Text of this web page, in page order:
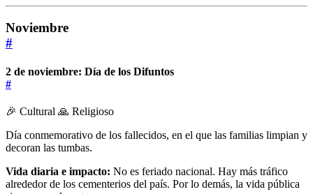
Noviembre
#
2 de noviembre: Día de los Difuntos
#
🎉 Cultural 🙏 Religioso
Día conmemorativo de los fallecidos, en el que las familias limpian y
decoran las tumbas.
Vida diaria e impacto: No es feriado nacional. Hay más tráfico
alrededor de los cementerios del país. Por lo demás, la vida pública